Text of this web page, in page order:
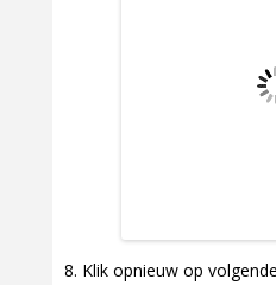
Klik opnieuw op